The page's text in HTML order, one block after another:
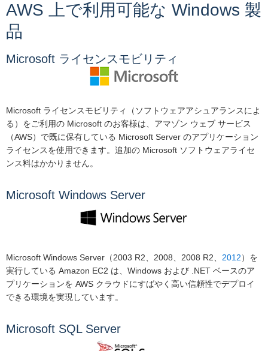
AWS 上で利用可能な Windows 製
品
Microsoft ライセンスモビリティ
Microsoft ライセンスモビリティ（ソフトウェアアシュアランスによ
る）をご利用の Microsoft のお客様は、アマゾン ウェブ サービス
（AWS）で既に保有している Microsoft Server のアプリケーション
ライセンスを使用できます。追加の Microsoft ソフトウェアライセ
ンス料はかかりません。
Microsoft Windows Server
Microsoft Windows Server（2003 R2、2008、2008 R2、 2012）を
実行している Amazon EC2 は、Windows および .NET ベースのア
プリケーションを AWS クラウドにすばやく高い信頼性でデプロイ
できる環境を実現しています。
Microsoft SQL Server